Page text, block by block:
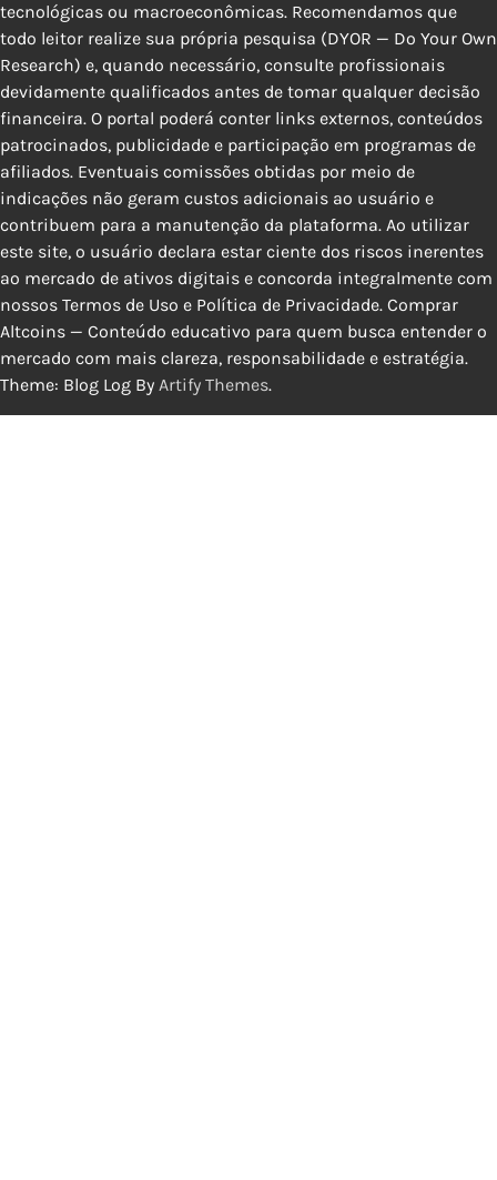
tecnológicas ou macroeconômicas. Recomendamos que
todo leitor realize sua própria pesquisa (DYOR — Do Your Own
Research) e, quando necessário, consulte profissionais
devidamente qualificados antes de tomar qualquer decisão
financeira. O portal poderá conter links externos, conteúdos
patrocinados, publicidade e participação em programas de
afiliados. Eventuais comissões obtidas por meio de
indicações não geram custos adicionais ao usuário e
contribuem para a manutenção da plataforma. Ao utilizar
este site, o usuário declara estar ciente dos riscos inerentes
ao mercado de ativos digitais e concorda integralmente com
nossos Termos de Uso e Política de Privacidade. Comprar
Altcoins — Conteúdo educativo para quem busca entender o
mercado com mais clareza, responsabilidade e estratégia.
Theme: Blog Log By Artify Themes.